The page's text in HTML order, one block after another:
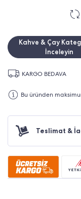
Kahve & Çay
İnceleyin
KARGO BEDAVA
Bu üründen
Teslimat &